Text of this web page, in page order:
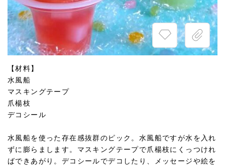
【材料】
水風船
マスキングテープ
爪楊枝
デコシール
水風船を使った存在感抜群のピック。水風船ですが水を入れ
ずに膨らまします。マスキングテープで爪楊枝にくっつけれ
ばできあがり。デコシールでデコしたり、メッセージや絵を